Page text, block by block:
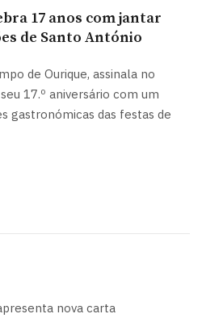
17 anos com jantar
de Santo António
de Ourique, assinala no
17.º aniversário com um
gastronómicas das festas de
nova carta